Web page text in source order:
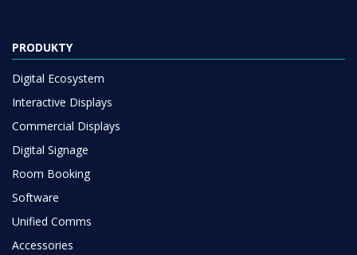
PRODUKTY
Digital Ecosystem
Interactive Displays
Commercial Displays
Digital Signage
Room Booking
Software
Unified Comms
Accessories